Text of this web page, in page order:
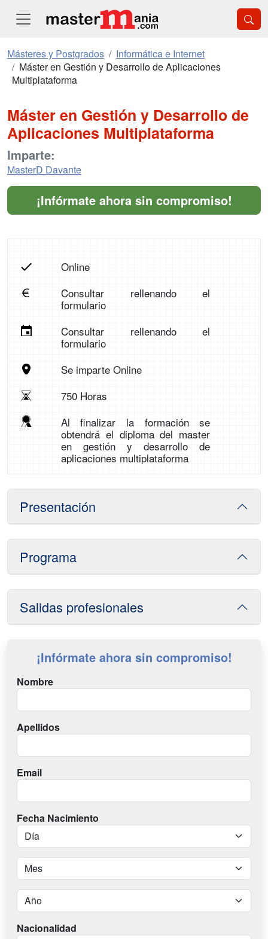
Másteres y Postgrados
Informática e Internet
Máster en Gestión y Desarrollo de Aplicaciones
Multiplataforma
Máster en Gestión y Desarrollo de
Aplicaciones Multiplataforma
Imparte:
MasterD Davante
¡Infórmate ahora sin compromiso!
Online
Consultar rellenando el
formulario
Consultar rellenando el
formulario
Se imparte Online
750 Horas
Al finalizar la formación se
obtendrá el diploma del master
en gestión y desarrollo de
aplicaciones multiplataforma
Presentación
Programa
Salidas profesionales
¡Infórmate ahora sin compromiso!
Nombre
Apellidos
Email
Fecha Nacimiento
Nacionalidad